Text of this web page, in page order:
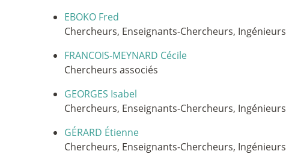
EBOKO Fred
Chercheurs, Enseignants-Chercheurs, Ingénieurs
FRANCOIS-MEYNARD Cécile
Chercheurs associés
GEORGES Isabel
Chercheurs, Enseignants-Chercheurs, Ingénieurs
GÉRARD Étienne
Chercheurs, Enseignants-Chercheurs, Ingénieurs